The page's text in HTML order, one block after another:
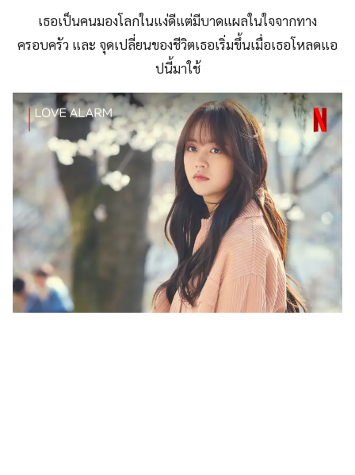
เธอเป็นคนมองโลกในแง่ดีแต่มีบาดแผลในใจจากทาง
ครอบครัว และ จุดเปลี่ยนของชีวิตเธอเริ่มขึ้นเมื่อเธอโหลดแอ
ปนี้มาใช้